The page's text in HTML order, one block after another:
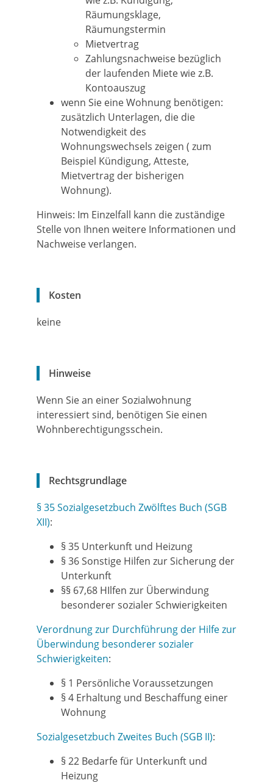
Räumungsklage,
Räumungstermin
Mietvertrag
Zahlungsnachweise bezüglich
der laufenden Miete wie z.B.
Kontoauszug
wenn Sie eine Wohnung benötigen:
zusätzlich Unterlagen, die die
Notwendigkeit des
Wohnungswechsels zeigen ( zum
Beispiel Kündigung, Atteste,
Mietvertrag der bisherigen
Wohnung).
Hinweis: Im Einzelfall kann die zuständige
Stelle von Ihnen weitere Informationen und
Nachweise verlangen.
Kosten
keine
Hinweise
Wenn Sie an einer Sozialwohnung
interessiert sind, benötigen Sie einen
Wohnberechtigungsschein.
Rechtsgrundlage
§ 35 Sozialgesetzbuch Zwölftes Buch (SGB
XII):
§ 35 Unterkunft und Heizung
§ 36 Sonstige Hilfen zur Sicherung der
Unterkunft
§§ 67,68 HIlfen zur Überwindung
besonderer sozialer Schwierigkeiten
Verordnung zur Durchführung der Hilfe zur
Überwindung besonderer sozialer
Schwierigkeiten:
§ 1 Persönliche Voraussetzungen
§ 4 Erhaltung und Beschaffung einer
Wohnung
Sozialgesetzbuch Zweites Buch (SGB II):
§ 22 Bedarfe für Unterkunft und
Heizung